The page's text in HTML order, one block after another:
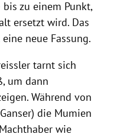
zu einem Punkt,
ersetzt wird. Das
neue Fassung.
tarnt sich
um dann
Während von
die Mumien
wie